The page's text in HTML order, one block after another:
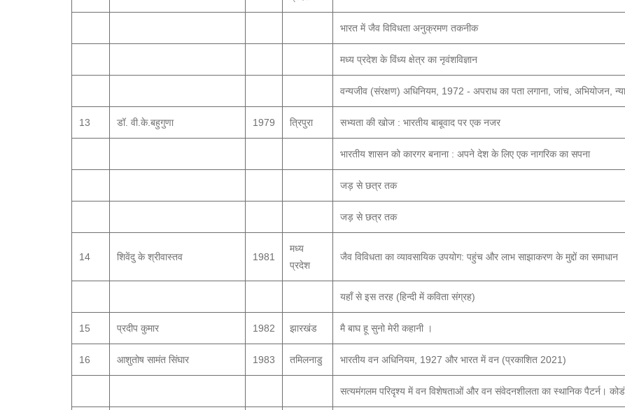
भारत में जैव विविधता अनुक्रमण तकनीक
मध्य प्रदेश के विंध्य क्षेत्र का नृवंशविज्ञान
वन्यजीव (संरक्षण) अधिनियम, 1972 - अपराध का पता लगाना, जांच, अभियोजन,
13 डॉ. वी.के.बहुगुणा 1979 त्रिपुरा सभ्यता की खोज : भारतीय बाबूवाद पर एक नजर
भारतीय शासन को कारगर बनाना : अपने देश के लिए एक नागरिक का सपना
जड़ से छत्र तक
जड़ से छत्र तक
14 शिवेंदु के श्रीवास्तव 1981
मध्य
प्रदेश
जैव विविधता का व्यावसायिक उपयोग: पहुंच और लाभ साझाकरण के मुद्दों का समाधान
यहाँ से इस तरह (हिन्दी में कविता संग्रह)
15 प्रदीप कुमार 1982 झारखंड मै बाघ हू सुनो मेरी कहानी ।
16 आशुतोष सामंत सिंघार 1983 तमिलनाडु भारतीय वन अधिनियम, 1927 और भारत में वन (प्रकाशित 2021)
सत्यमंगलम परिदृश्य में वन विशेषताओं और वन संवेदनशीलता का स्थानिक पैटर्न।